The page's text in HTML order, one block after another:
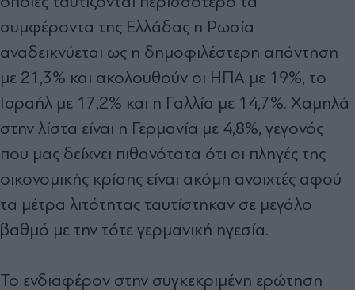
συμφέροντα της Ελλάδας η Ρωσία
αναδεικνύεται ως η δημοφιλέστερη απάντηση
με 21,3% και ακολουθούν οι ΗΠΑ με 19%, το
Ισραήλ με 17,2% και η Γαλλία με 14,7%. Χαμηλά
στην λίστα είναι η Γερμανία με 4,8%, γεγονός
που μας δείχνει πιθανότατα ότι οι πληγές της
οικονομικής κρίσης είναι ακόμη ανοιχτές αφού
τα μέτρα λιτότητας ταυτίστηκαν σε μεγάλο
βαθμό με την τότε γερμανική ηγεσία.
Το ενδιαφέρον στην συγκεκριμένη ερώτηση